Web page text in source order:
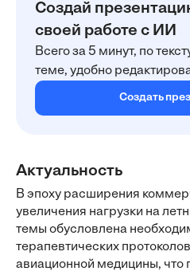
Создай
своей работе с ИИ
Всего за 5 минут, по
теме, удобно
Создать
Актуальность
В эпоху расширения
увеличения нагрузки на
темы обусловлена
терапевтических
авиационной медицины, что